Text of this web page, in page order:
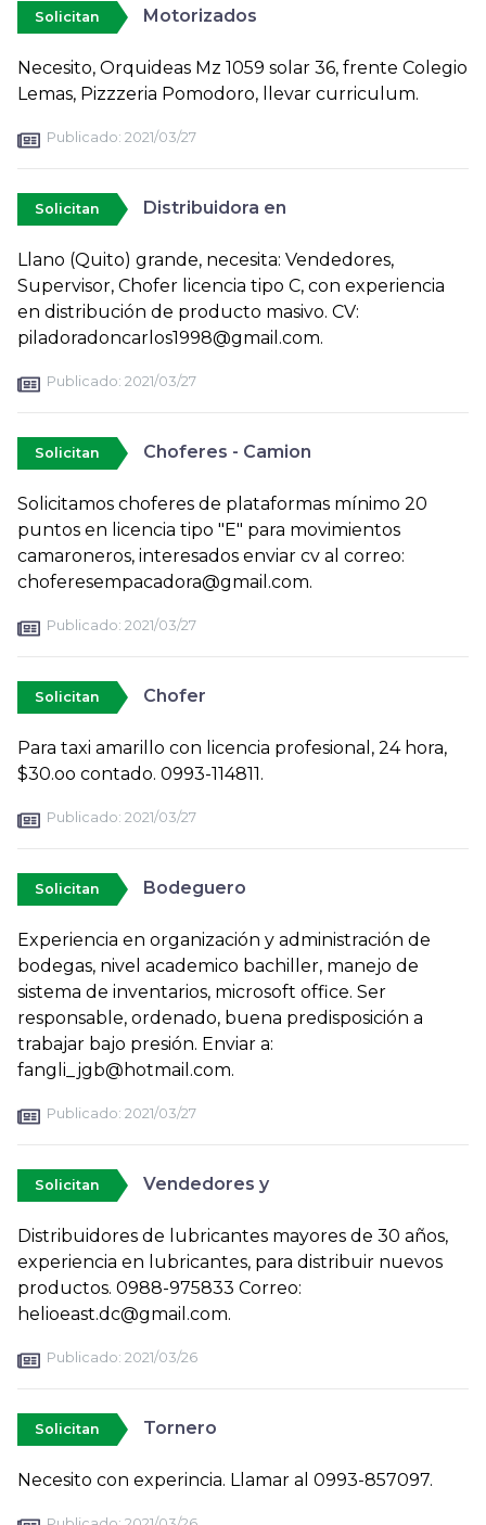
Solicitan Motorizados
Necesito, Orquideas Mz 1059 solar 36, frente Colegio
Lemas, Pizzzeria Pomodoro, llevar curriculum.
Publicado: 2021/03/27
Solicitan Distribuidora en
Llano (Quito) grande, necesita: Vendedores,
Supervisor, Chofer licencia tipo C, con experiencia
en distribución de producto masivo. CV:
piladoradoncarlos1998@gmail.com.
Publicado: 2021/03/27
Solicitan Choferes - Camion
Solicitamos choferes de plataformas mínimo 20
puntos en licencia tipo "E" para movimientos
camaroneros, interesados enviar cv al correo:
choferesempacadora@gmail.com.
Publicado: 2021/03/27
Solicitan Chofer
Para taxi amarillo con licencia profesional, 24 hora,
$30.oo contado. 0993-114811.
Publicado: 2021/03/27
Solicitan Bodeguero
Experiencia en organización y administración de
bodegas, nivel academico bachiller, manejo de
sistema de inventarios, microsoft office. Ser
responsable, ordenado, buena predisposición a
trabajar bajo presión. Enviar a:
fangli_jgb@hotmail.com.
Publicado: 2021/03/27
Solicitan Vendedores y
Distribuidores de lubricantes mayores de 30 años,
experiencia en lubricantes, para distribuir nuevos
productos. 0988-975833 Correo:
helioeast.dc@gmail.com.
Publicado: 2021/03/26
Solicitan Tornero
Necesito con experincia. Llamar al 0993-857097.